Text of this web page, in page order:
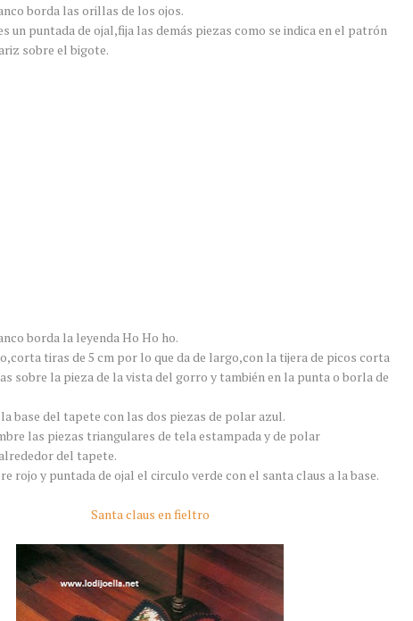
borda las orillas de los ojos.
un puntada de ojal,fija las demás piezas como se indica en el patrón
sobre el bigote.
borda la leyenda Ho Ho ho.
tiras de 5 cm por lo que da de largo,con la tijera de picos corta
sobre la pieza de la vista del gorro y también en la punta o borla de
base del tapete con las dos piezas de polar azul.
las piezas triangulares de tela estampada y de polar
del tapete.
rojo y puntada de ojal el circulo verde con el santa claus a la base.
Santa claus en fieltro